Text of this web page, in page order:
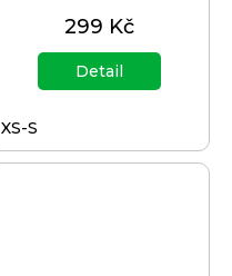
299 Kč
Detail
XS-S